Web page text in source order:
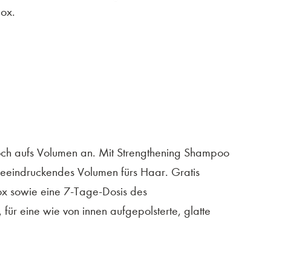
aufs Volumen an. Mit Strengthening Shampoo
Volumen fürs Haar. Gratis
sowie eine 7-Tage-Dosis des
eine wie von innen aufgepolsterte, glatte